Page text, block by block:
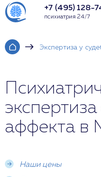
+7 (495) 128-
психиатрия 24/7
Экспертиза у
аффекта в
Наши цены